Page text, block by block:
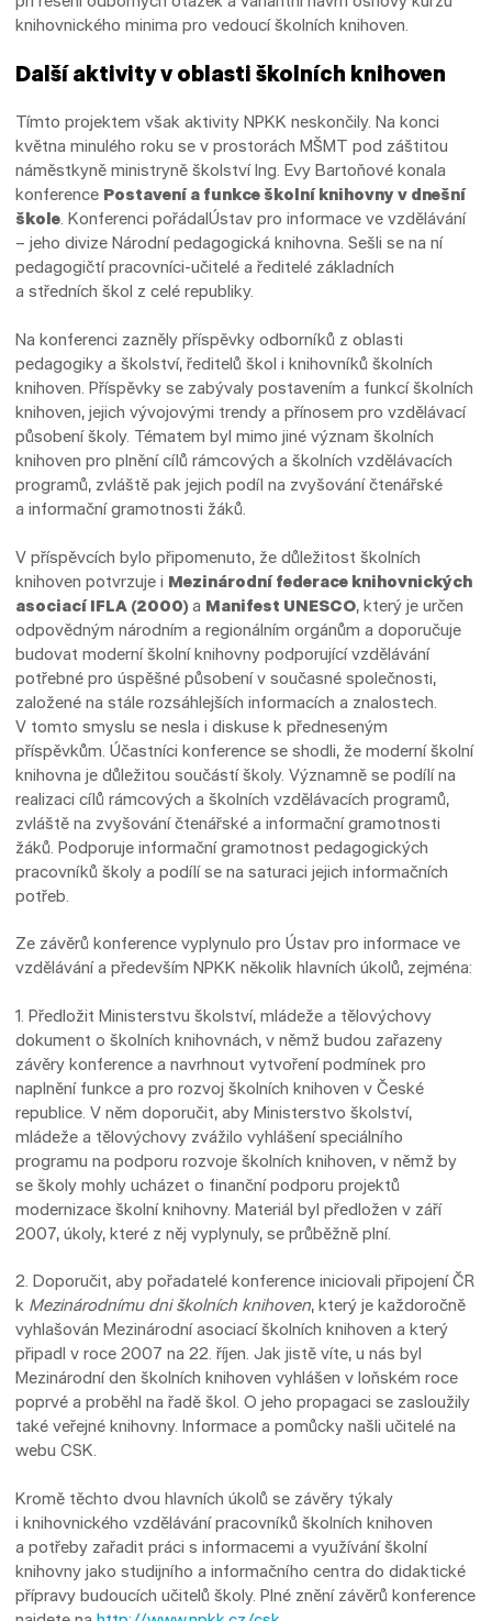
knihovnického minima pro vedoucí školních knihoven.
Další aktivity v oblasti školních knihoven
Tímto projektem však aktivity NPKK neskončily. Na konci
května minulého roku se v prostorách MŠMT pod záštitou
náměstkyně ministryně školství Ing. Evy Bartoňové konala
konference Postavení a funkce školní knihovny v dnešní
škole. Konferenci pořádalÚstav pro informace ve vzdělávání
– jeho divize Národní pedagogická knihovna. Sešli se na ní
pedagogičtí pracovníci-učitelé a ředitelé základních
a středních škol z celé republiky.
Na konferenci zazněly příspěvky odborníků z oblasti
pedagogiky a školství, ředitelů škol i knihovníků školních
knihoven. Příspěvky se zabývaly postavením a funkcí školních
knihoven, jejich vývojovými trendy a přínosem pro vzdělávací
působení školy. Tématem byl mimo jiné význam školních
knihoven pro plnění cílů rámcových a školních vzdělávacích
programů, zvláště pak jejich podíl na zvyšování čtenářské
a informační gramotnosti žáků.
V příspěvcích bylo připomenuto, že důležitost školních
knihoven potvrzuje i Mezinárodní federace knihovnických
asociací IFLA (2000)a Manifest UNESCO, který je určen
odpovědným národním a regionálním orgánům a doporučuje
budovat moderní školní knihovny podporující vzdělávání
potřebné pro úspěšné působení v současné společnosti,
založené na stále rozsáhlejších informacích a znalostech.
V tomto smyslu se nesla i diskuse k předneseným
příspěvkům. Účastníci konference se shodli, že moderní školní
knihovna je důležitou součástí školy. Významně se podílí na
realizaci cílů rámcových a školních vzdělávacích programů,
zvláště na zvyšování čtenářské a informační gramotnosti
žáků. Podporuje informační gramotnost pedagogických
pracovníků školy a podílí se na saturaci jejich informačních
potřeb.
Ze závěrů konference vyplynulo pro Ústav pro informace ve
vzdělávání a především NPKK několik hlavních úkolů, zejména:
1. Předložit Ministerstvu školství, mládeže a tělovýchovy
dokument o školních knihovnách, v němž budou zařazeny
závěry konference a navrhnout vytvoření podmínek pro
naplnění funkce a pro rozvoj školních knihoven v České
republice. V něm doporučit, aby Ministerstvo školství,
mládeže a tělovýchovy zvážilo vyhlášení speciálního
programu na podporu rozvoje školních knihoven, v němž by
se školy mohly ucházet o finanční podporu projektů
modernizace školní knihovny. Materiál byl předložen v září
2007, úkoly, které z něj vyplynuly, se průběžně plní.
2. Doporučit, aby pořadatelé konference iniciovali připojení ČR
k Mezinárodnímu dni školních knihoven, který je každoročně
vyhlašován Mezinárodní asociací školních knihoven a který
připadl v roce 2007 na 22. říjen. Jak jistě víte, u nás byl
Mezinárodní den školních knihoven vyhlášen v loňském roce
poprvé a proběhl na řadě škol. O jeho propagaci se zasloužily
také veřejné knihovny. Informace a pomůcky našli učitelé na
webu CSK.
Kromě těchto dvou hlavních úkolů se závěry týkaly
i knihovnického vzdělávání pracovníků školních knihoven
a potřeby zařadit práci s informacemi a využívání školní
knihovny jako studijního a informačního centra do didaktické
přípravy budoucích učitelů školy. Plné znění závěrů konference